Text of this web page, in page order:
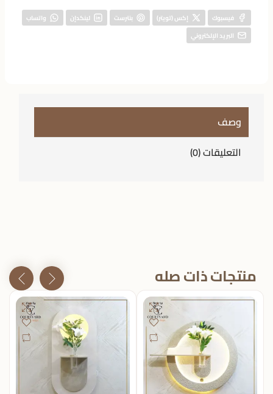
فيسبوك إكس (تويتر) بنترست لينكدإن
واتساب
البريد الإلكتروني
وصف
التعليقات (0)
منتجات ذات صله